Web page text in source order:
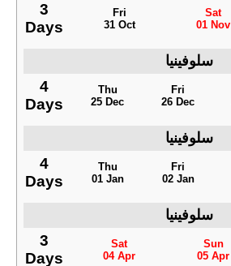
3
Days
Fri
31 Oct
Sat
01 Nov
سلوفينيا
4
Days
Thu
25 Dec
Fri
26 Dec
سلوفينيا
4
Days
Thu
01 Jan
Fri
02 Jan
سلوفينيا
3
Days
Sat
04 Apr
Sun
05 Apr